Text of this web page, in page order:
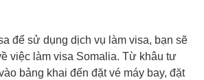
để sử dụng dịch vụ làm visa, bạn sẽ
việc làm visa Somalia. Từ khâu tư
bảng khai đến đặt vé máy bay, đặt